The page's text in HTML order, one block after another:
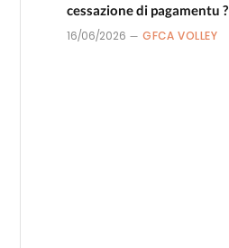
cessazione di pagamentu ?
16/06/2026 GFCA VOLLEY